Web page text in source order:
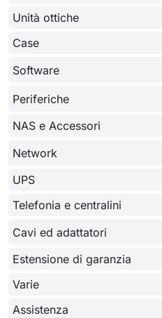
Unità ottiche
Case
Software
Periferiche
NAS e Accessori
Network
UPS
Telefonia e centralini
Cavi ed adattatori
Estensione di garanzia
Varie
Assistenza